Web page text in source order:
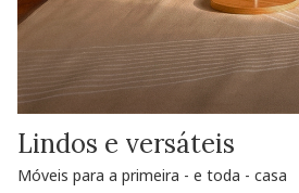
Lindos e versáteis
Móveis para a primeira - e toda - casa